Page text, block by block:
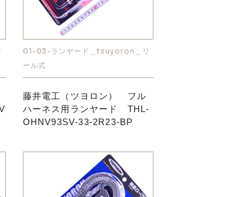
01-03-ランヤード＿tsuyoron＿リ
ール式
藤井電工（ツヨロン） フル
ハーネス用ランヤード THL-
OHNV93SV-33-2R23-BP